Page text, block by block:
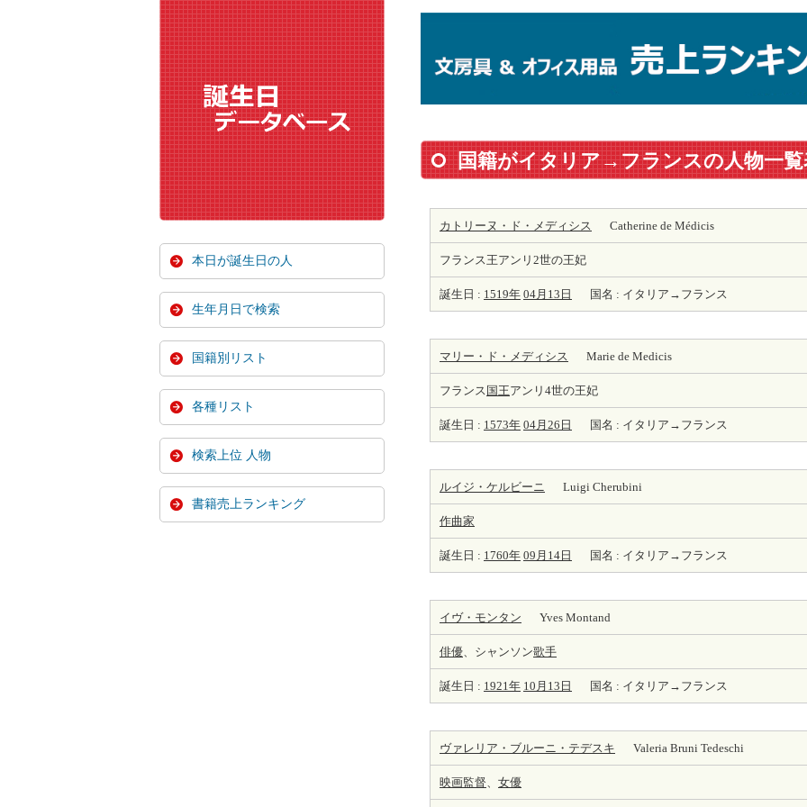
国籍がイタリア→フランスの人物一覧
カトリーヌ・ド・メディシス Catherine de Médicis
フランス王アンリ2世の王妃
誕生日 : 1519年 04月13日 国名 : イタリア→フランス
マリー・ド・メディシス Marie de Medicis
フランス 国王アンリ4世の王妃
誕生日 : 1573年 04月26日 国名 : イタリア→フランス
ルイジ・ケルビーニ Luigi Cherubini
作曲家
誕生日 : 1760年 09月14日 国名 : イタリア→フランス
イヴ・モンタン Yves Montand
俳優、シャンソン歌手
誕生日 : 1921年 10月13日 国名 : イタリア→フランス
ヴァレリア・ブルーニ・テデスキ Valeria Bruni Tedeschi
映画監督、 女優
本日が誕生日の人
生年月日で検索
国籍別リスト
各種リスト
検索上位 人物
書籍売上ランキング